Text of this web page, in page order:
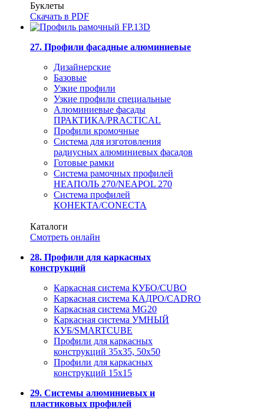
Буклеты
Скачать в PDF
27. Профили фасадные алюминиевые
Дизайнерские
Базовые
Узкие профили
Узкие профили специальные
Алюминиевые фасады
ПРАКТИКА/PRACTICAL
Профили кромочные
Система для изготовления
радиусных алюминиевых фасадов
Готовые рамки
Система рамочных профилей
НЕАПОЛЬ 270/NEAPOL 270
Система профилей
КОНЕКТА/CONECTA
Каталоги
Смотреть онлайн
28. Профили для каркасных
конструкций
Каркасная система КУБО/CUBO
Каркасная система КАДРО/CADRO
Каркасная система MG20
Каркасная система УМНЫЙ
КУБ/SMARTCUBE
Профили для каркасных
конструкций 35x35, 50x50
Профили для каркасных
конструкций 15х15
29. Системы алюминиевых и
пластиковых профилей